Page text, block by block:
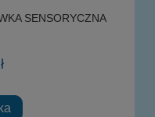
SENSORYCZNA